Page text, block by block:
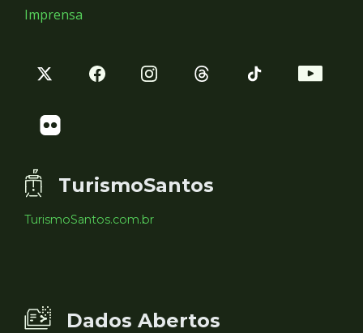
Imprensa
TurismoSantos
TurismoSantos.com.br
Dados Abertos